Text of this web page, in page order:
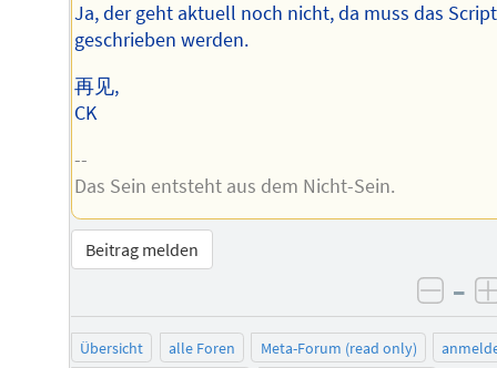
Ja, der geht aktuell noch nicht, da muss das
geschrieben werden.
再见,
CK
--
Das Sein entsteht aus dem Nicht-Sein.
Beitrag melden
–
Übersicht alle Foren Meta-Forum (read only)